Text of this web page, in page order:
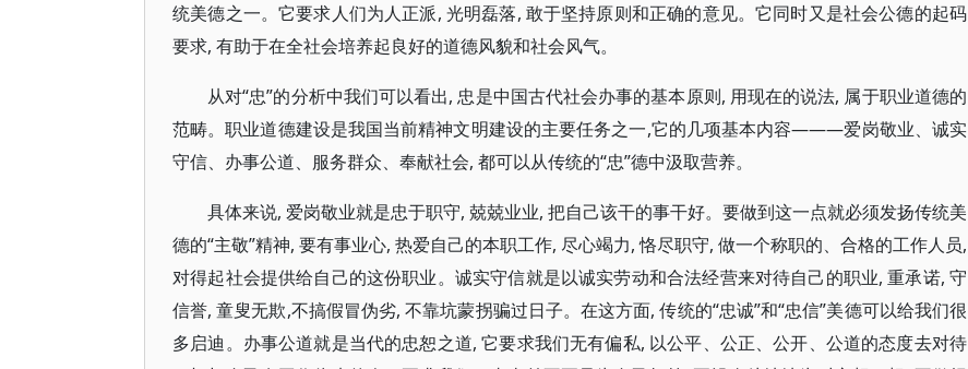
统美德之一。它要求人们为人正派, 光明磊落, 敢于坚持原则和正确的意见。它同时又是社会公德的起码
要求, 有助于在全社会培养起良好的道德风貌和社会风气。
从对“忠”的分析中我们可以看出, 忠是中国古代社会办事的基本原则, 用现在的说法, 属于职业道德的
范畴。职业道德建设是我国当前精神文明建设的主要任务之一,它的几项基本内容———爱岗敬业、诚实
守信、办事公道、服务群众、奉献社会, 都可以从传统的“忠”德中汲取营养。
具体来说, 爱岗敬业就是忠于职守, 兢兢业业, 把自己该干的事干好。要做到这一点就必须发扬传统美
德的“主敬”精神, 要有事业心, 热爱自己的本职工作, 尽心竭力, 恪尽职守, 做一个称职的、合格的工作人员,
对得起社会提供给自己的这份职业。诚实守信就是以诚实劳动和合法经营来对待自己的职业, 重承诺, 守
信誉, 童叟无欺,不搞假冒伪劣, 不靠坑蒙拐骗过日子。在这方面, 传统的“忠诚”和“忠信”美德可以给我们很
多启迪。办事公道就是当代的忠恕之道, 它要求我们无有偏私, 以公平、公正、公开、公道的态度去对待